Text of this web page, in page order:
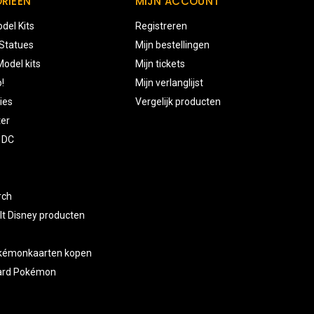
Kits
kits
Disney producten
kopen
Pokémon
Registreren
Mijn bestellingen
Mijn tickets
Mijn verlanglijst
Vergelijk producten